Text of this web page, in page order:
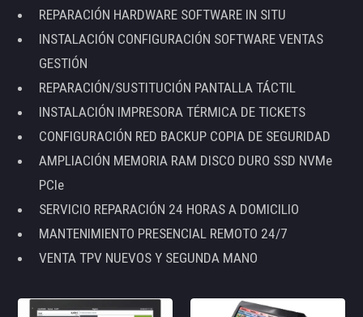
REPARACIÓN HARDWARE SOFTWARE IN SITU
INSTALACIÓN CONFIGURACIÓN SOFTWARE VENTAS
GESTIÓN
REPARACIÓN/SUSTITUCIÓN PANTALLA TÁCTIL
INSTALACIÓN IMPRESORA TÉRMICA DE TICKETS
CONFIGURACIÓN RED BACKUP COPIA DE SEGURIDAD
AMPLIACIÓN MEMORIA RAM DISCO DURO SSD NVMe
PCIe
SERVICIO REPARACIÓN 24 HORAS A DOMICILIO
MANTENIMIENTO PRESENCIAL REMOTO 24/7
VENTA TPV NUEVOS Y SEGUNDA MANO